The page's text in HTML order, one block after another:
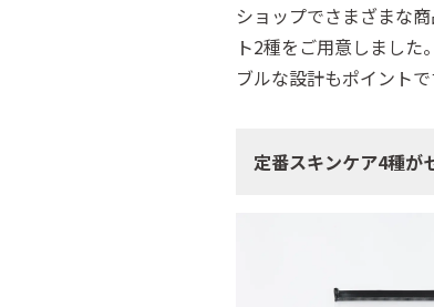
ショップでさまざまな
ト2種をご用意しまし
ブルな設計もポイントで
定番スキンケア4種が